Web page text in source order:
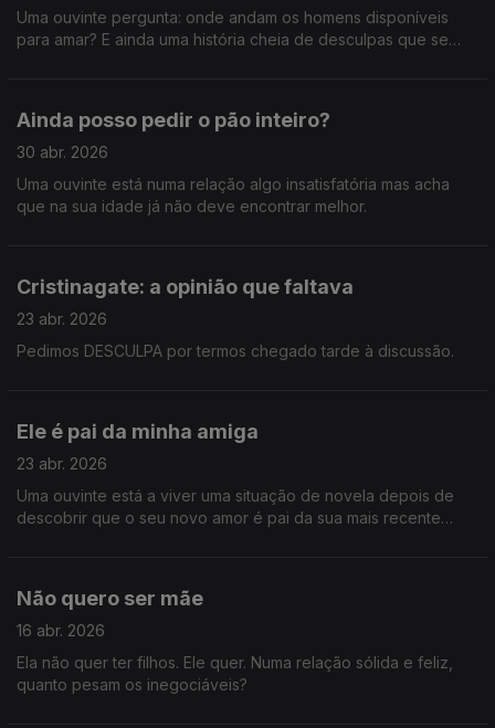
Uma ouvinte pergunta: onde andam os homens disponíveis
para amar? E ainda uma história cheia de desculpas que se
Ainda posso pedir o pão inteiro?
30 abr. 2026
Uma ouvinte está numa relação algo insatisfatória mas acha
que na sua idade já não deve encontrar melhor.
Cristinagate: a opinião que faltava
23 abr. 2026
Pedimos DESCULPA por termos chegado tarde à discussão.
Ele é pai da minha amiga
23 abr. 2026
Uma ouvinte está a viver uma situação de novela depois de
descobrir que o seu novo amor é pai da sua mais recente
Não quero ser mãe
16 abr. 2026
Ela não quer ter filhos. Ele quer. Numa relação sólida e feliz,
quanto pesam os inegociáveis?